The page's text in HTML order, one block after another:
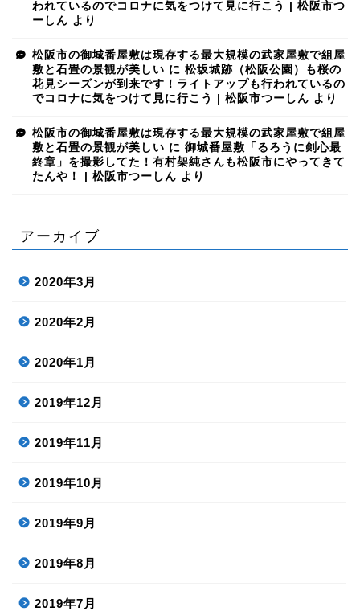
われているのでコロナに気をつけて見に行こう | 松阪市つ
ーしん より
松阪市の御城番屋敷は現存する最大規模の武家屋敷で組屋
敷と石畳の景観が美しい に 松坂城跡（松阪公園）も桜の
花見シーズンが到来です！ライトアップも行われているの
でコロナに気をつけて見に行こう | 松阪市つーしん より
松阪市の御城番屋敷は現存する最大規模の武家屋敷で組屋
敷と石畳の景観が美しい に 御城番屋敷「るろうに剣心最
終章」を撮影してた！有村架純さんも松阪市にやってきて
たんや！ | 松阪市つーしん より
アーカイブ
2020年3月
2020年2月
2020年1月
2019年12月
2019年11月
2019年10月
2019年9月
2019年8月
2019年7月